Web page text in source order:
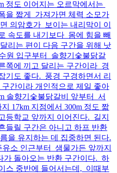
정도 이어지는 오르막에서는
을 짧게 가져가면 체력 소모가
의암호가 보이는 내리막이 이
속도를 내기보다 몸에 힘을 빼
리는 편이 다음 구간을 위해 낫
원 입구부터 솔향기숯불닭갈
쪽에 끼고 달리는 구간이라 경
기도 좋다. 풍경 구경하면서 리
간이라 개인적으로 제일 좋아
솔향기숯불닭갈비 앞부터 서
17km 지점에서 300m 정도 짧
등학교 앞까지 이어진다. 길지
들릴 구간은 아니고 하프 반환
을 유지하는 데 집중하면 된다.
유소 인근부터 샘물가든 앞까지
가 돌아오는 반환 구간이다. 하
스 중반에 들어서는데, 이때부